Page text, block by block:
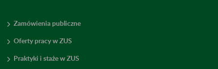
Zamówienia publiczne
Oferty pracy w ZUS
Praktyki i staże w ZUS